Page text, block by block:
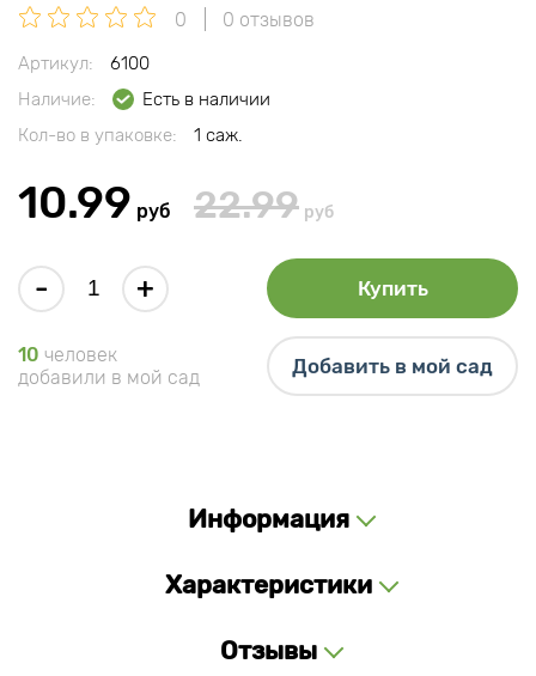
0 0 отзывов
Артикул:
6100
Наличие:
Есть в наличии
Кол-во в упаковке:
1 саж.
10.99 руб 22.99 руб
- + Купить
10 человек
добавили в мой сад
Добавить в мой сад
Информация
Характеристики
Отзывы